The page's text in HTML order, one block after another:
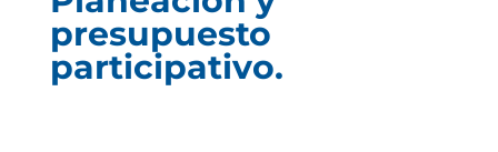
presupuesto
participativo.